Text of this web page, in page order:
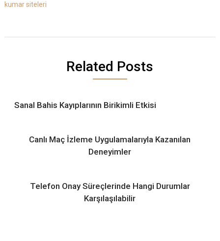
kumar siteleri
Related Posts
Sanal Bahis Kayıplarının Birikimli Etkisi
Canlı Maç İzleme Uygulamalarıyla Kazanılan
Deneyimler
Telefon Onay Süreçlerinde Hangi Durumlar
Karşılaşılabilir